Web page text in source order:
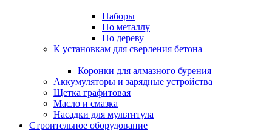
Наборы
По металлу
По дереву
К установкам для сверления бетона
Коронки для алмазного бурения
Аккумуляторы и зарядные устройства
Щетка графитовая
Масло и смазка
Насадки для мультитула
Строительное оборудование